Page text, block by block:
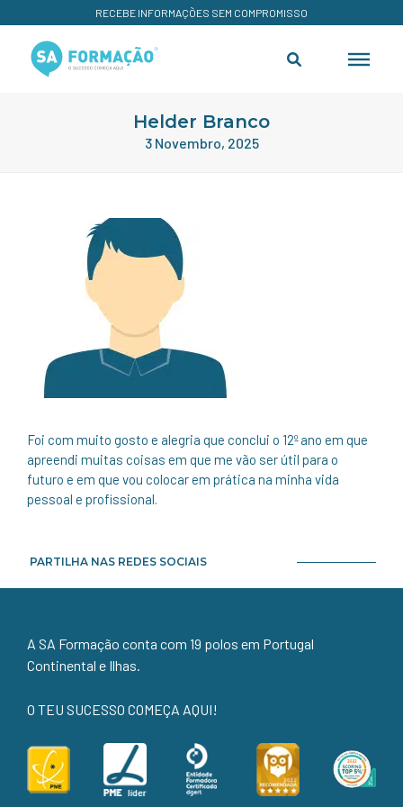
RECEBE INFORMAÇÕES SEM COMPROMISSO
Helder Branco
3 Novembro, 2025
Foi com muito gosto e alegria que conclui o 12º ano em que
apreendi muitas coisas em que me vão ser útil para o
futuro e em que vou colocar em prática na minha vida
pessoal e profissional.
PARTILHA NAS REDES SOCIAIS
A SA Formação conta com 19 polos em Portugal
Continental e Ilhas.
O TEU SUCESSO COMEÇA AQUI!